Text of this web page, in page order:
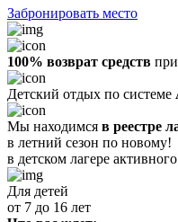
Забронировать место
100% возврат средств
Детский отдых по системе
Мы находимся в реестре
в летний сезон по новому!
в детском лагере
Для детей
от 7 до 16 лет